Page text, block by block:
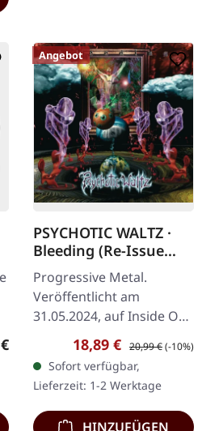
Preis:
Angebot
PSYCHOTIC WALTZ ·
Bleeding (Re-Issue
2024) | DIGIPAK 2CD
Progressive Metal.
Veröffentlicht am
31.05.2024, auf Inside Out
Music. Re-Release als
Doppel-CD mit neu
gemastertem Album und
Bonus-CD im DigiPak.…
Verkaufspreis:
18,89 € Regulärer Preis:
20,99 €(-10%)
Sofort verfügbar,
Lieferzeit: 1-2 Werktage
HINZUFÜGEN